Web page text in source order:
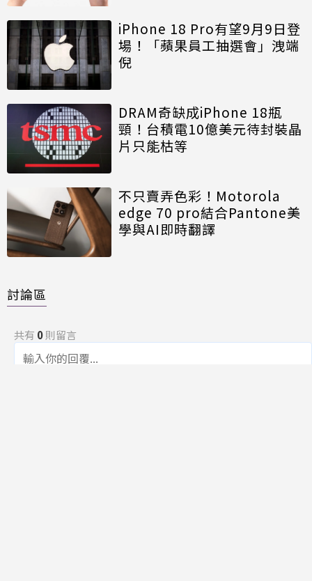
iPhone 18 Pro有望9月9日登
場！「蘋果員工抽選會」洩端
倪
DRAM奇缺成iPhone 18瓶
頸！台積電10億美元待封裝晶
片只能枯等
不只賣弄色彩！Motorola
edge 70 pro結合Pantone美
學與AI即時翻譯
討論區
共有 0則留言